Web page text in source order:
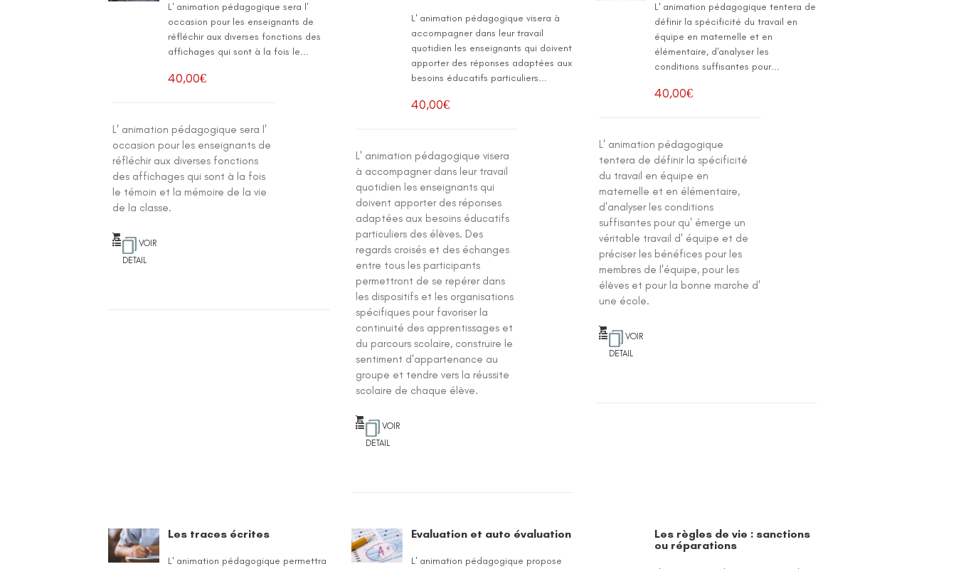
L' animation pédagogique sera l'
occasion pour les enseignants de
réfléchir aux diverses fonctions des
affichages qui sont à la fois le...
40,00€
L' animation pédagogique sera l'
occasion pour les enseignants de
réfléchir aux diverses fonctions
des affichages qui sont à la fois
le témoin et la mémoire de la vie
de la classe.
VOIR
DETAIL
L' animation pédagogique visera à
accompagner dans leur travail
quotidien les enseignants qui doivent
apporter des réponses adaptées aux
besoins éducatifs particuliers...
40,00€
L' animation pédagogique visera
à accompagner dans leur travail
quotidien les enseignants qui
doivent apporter des réponses
adaptées aux besoins éducatifs
particuliers des élèves. Des
regards croisés et des échanges
entre tous les participants
permettront de se repérer dans
les dispositifs et les organisations
spécifiques pour favoriser la
continuité des apprentissages et
du parcours scolaire, construire le
sentiment d'appartenance au
groupe et tendre vers la réussite
scolaire de chaque élève.
VOIR
DETAIL
L' animation pédagogique tentera de
définir la spécificité du travail en
équipe en maternelle et en
élémentaire, d'analyser les
conditions suffisantes pour...
40,00€
L' animation pédagogique
tentera de définir la spécificité
du travail en équipe en
maternelle et en élémentaire,
d'analyser les conditions
suffisantes pour qu' émerge un
véritable travail d' équipe et de
préciser les bénéfices pour les
membres de l'équipe, pour les
élèves et pour la bonne marche d'
une école.
VOIR
DETAIL
Les traces écrites
L' animation pédagogique permettra
Evaluation et auto évaluation
L' animation pédagogique propose
Les règles de vie : sanctions
ou réparations